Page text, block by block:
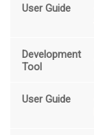
User Guide
Development
Tool
User Guide